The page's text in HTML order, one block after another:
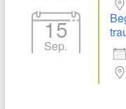
15
Sep.